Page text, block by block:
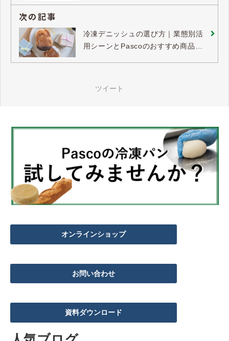
次の記事
冷凍デニッシュの選び方｜業態別活
用シーンとPascoのおすすめ商品を
ツイート
オンラインショップ
お問い合わせ
資料ダウンロード